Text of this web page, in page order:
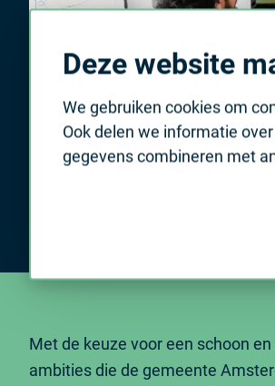
Deze website
We gebruiken cookies om
Ook delen we informatie
gegevens combineren met
Met de keuze voor een schoon
ambities die de gemeente